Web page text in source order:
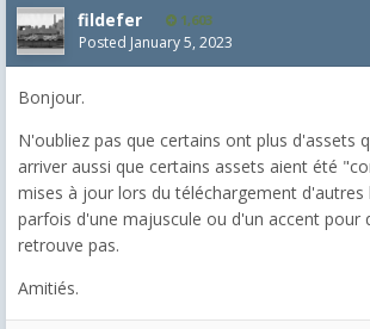
fildefer 1,603
Posted January 5, 2023
Bonjour.
N'oubliez pas que certains ont plus d'assets
arriver aussi que certains assets aient été
mises à jour lors du téléchargement d'autres
parfois d'une majuscule ou d'un accent pour
retrouve pas.
Amitiés.